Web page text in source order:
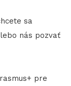
sa
nás pozvať
pre